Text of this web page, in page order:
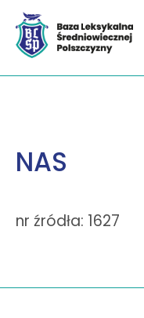
NAS
nr źródła: 1627